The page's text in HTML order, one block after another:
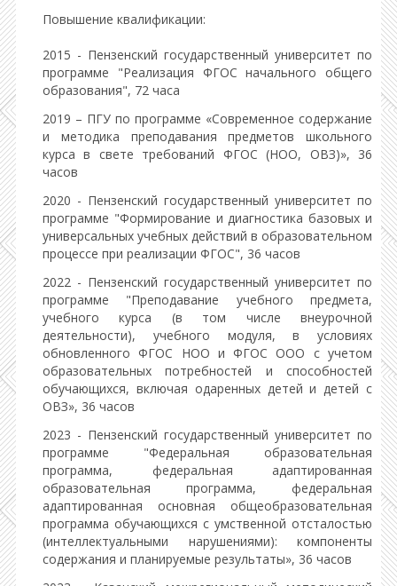
Повышение квалификации:
2015 - Пензенский государственный университет по
программе "Реализация ФГОС начального общего
образования", 72 часа
2019 – ПГУ по программе «Современное содержание
и методика преподавания предметов школьного
курса в свете требований ФГОС (НОО, ОВЗ)», 36
часов
2020 - Пензенский государственный университет по
программе "Формирование и диагностика базовых и
универсальных учебных действий в образовательном
процессе при реализации ФГОС", 36 часов
2022 - Пензенский государственный университет по
программе "Преподавание учебного предмета,
учебного курса (в том числе внеурочной
деятельности), учебного модуля, в условиях
обновленного ФГОС НОО и ФГОС ООО с учетом
образовательных потребностей и способностей
обучающихся, включая одаренных детей и детей с
ОВЗ», 36 часов
2023 - Пензенский государственный университет по
программе "Федеральная образовательная
программа, федеральная адаптированная
образовательная программа, федеральная
адаптированная основная общеобразовательная
программа обучающихся с умственной отсталостью
(интеллектуальными нарушениями): компоненты
содержания и планируемые результаты», 36 часов